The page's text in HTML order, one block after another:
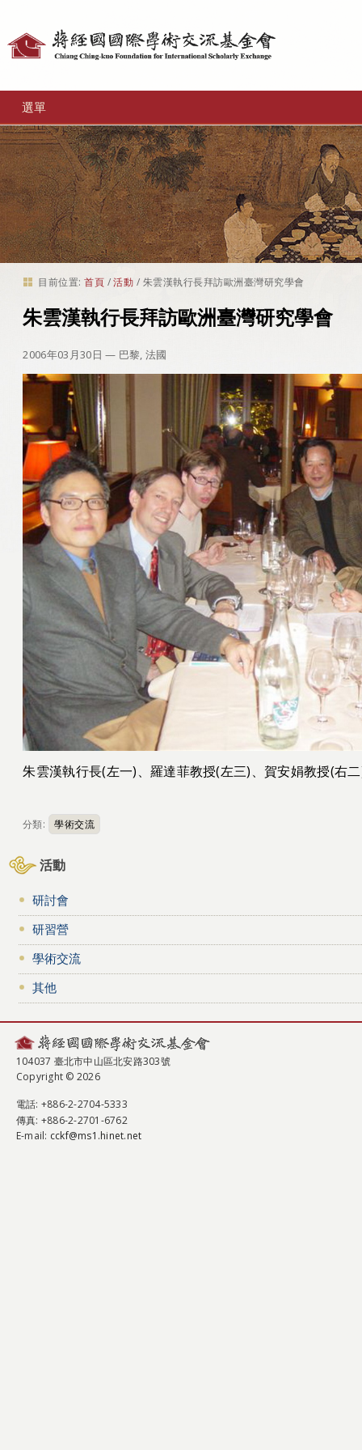
選單
目前位置: 首頁 /活動 / 朱雲漢執行長拜訪歐洲臺灣研究學會
朱雲漢執行長拜訪歐洲臺灣研究學會
2006年03月30日— 巴黎, 法國
朱雲漢執行長(左一)、羅達菲教授(左三)、賀安娟教授(右
分類: 學術交流
活動
研討會
研習營
學術交流
其他
104037 臺北市中山區北安路303號
Copyright © 2026
電話: +886-2-2704-5333
傳真: +886-2-2701-6762
E-mail: cckf@ms1.hinet.net